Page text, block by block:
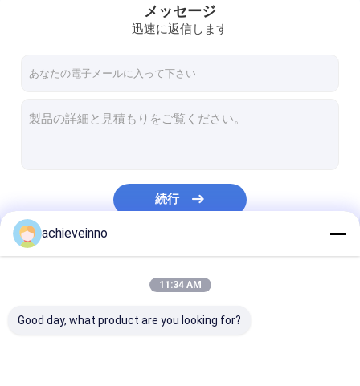
品質管理
私達に連絡しなさい
Putzmeisterの具体的なポンプ部品
Zoomlionの具体的なポンプ部品
メッセージ
迅速に返信します
続行
achieveinno
11:34 AM
Good day, what product are you looking for?